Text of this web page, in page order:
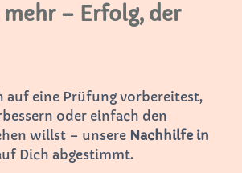
mehr – Erfolg, der
auf eine Prüfung vorbereitest,
oder einfach den
willst – unsere Nachhilfe in
Dich abgestimmt.